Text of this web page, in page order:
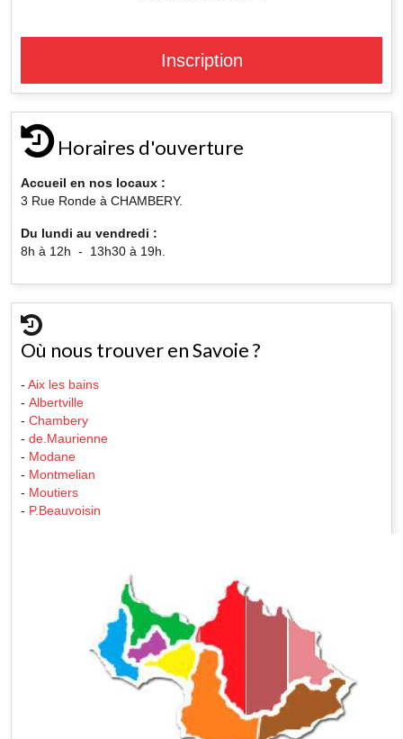
Inscription
Horaires d'ouverture
Accueil en nos locaux :
3 Rue Ronde à CHAMBERY.
Du lundi au vendredi :
8h à 12h - 13h30 à 19h.
Où nous trouver en Savoie ?
- Aix les bains
- Albertville
- Chambery
- de.Maurienne
- Modane
- Montmelian
- Moutiers
- P.Beauvoisin